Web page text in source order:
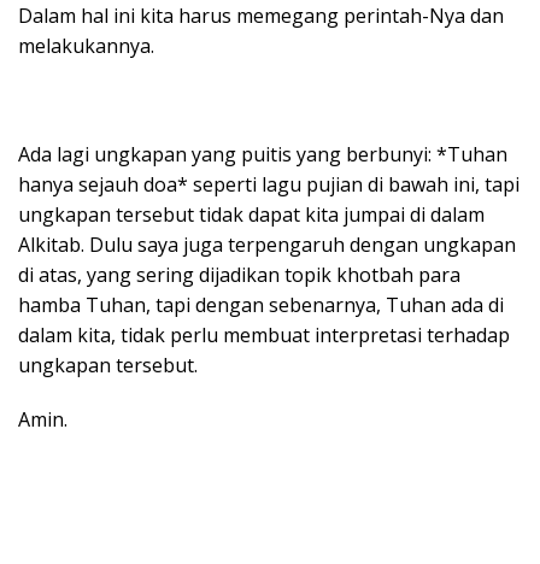
Dalam hal ini kita harus memegang perintah-Nya dan
melakukannya.
Ada lagi ungkapan yang puitis yang berbunyi: *Tuhan
hanya sejauh doa* seperti lagu pujian di bawah ini, tapi
ungkapan tersebut tidak dapat kita jumpai di dalam
Alkitab. Dulu saya juga terpengaruh dengan ungkapan
di atas, yang sering dijadikan topik khotbah para
hamba Tuhan, tapi dengan sebenarnya, Tuhan ada di
dalam kita, tidak perlu membuat interpretasi terhadap
ungkapan tersebut.
Amin.